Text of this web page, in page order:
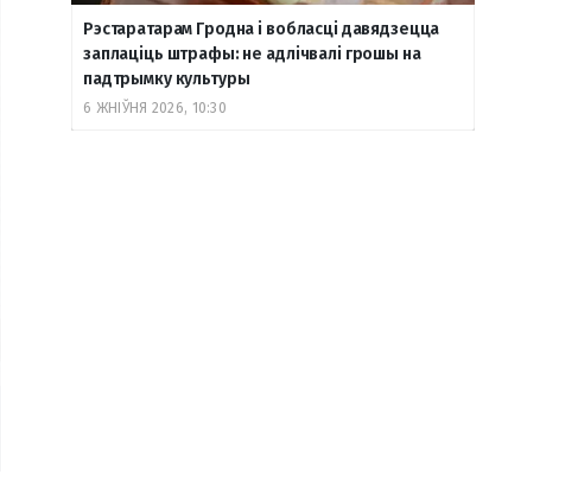
Рэстаратарам Гродна і вобласці давядзецца
заплаціць штрафы: не адлічвалі грошы на
падтрымку культуры
6 ЖНІЎНЯ 2026, 10:30